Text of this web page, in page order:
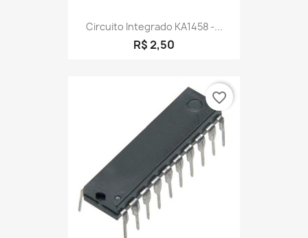
Circuito Integrado KA1458 -...
R$ 2,50
favorite_border